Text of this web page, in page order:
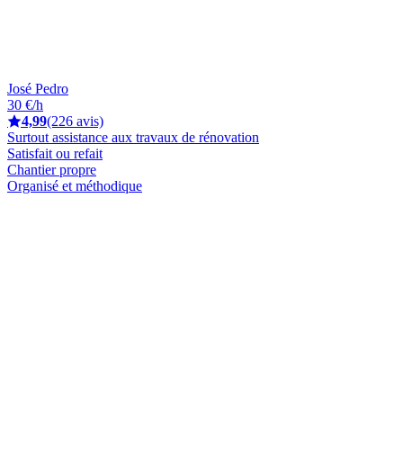
José Pedro
30 €/h
4,99(226 avis)
Surtout assistance aux travaux de rénovation
Satisfait ou refait
Chantier propre
Organisé et méthodique